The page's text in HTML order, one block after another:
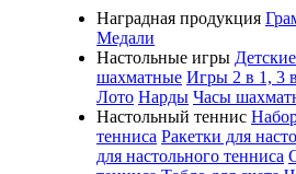
Наградная продукция
Медали
Настольные игры
шахматные Игры 2 в 1, 3
Лото Нарды Часы
Настольный теннис
тенниса Ракетки для
для настольного тенниса